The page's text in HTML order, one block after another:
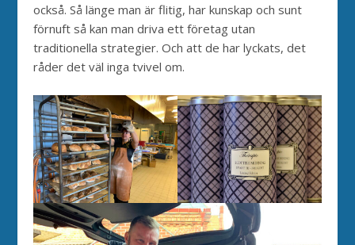
också. Så länge man är flitig, har kunskap och sunt
förnuft så kan man driva ett företag utan
traditionella strategier. Och att de har lyckats, det
råder det väl inga tvivel om.